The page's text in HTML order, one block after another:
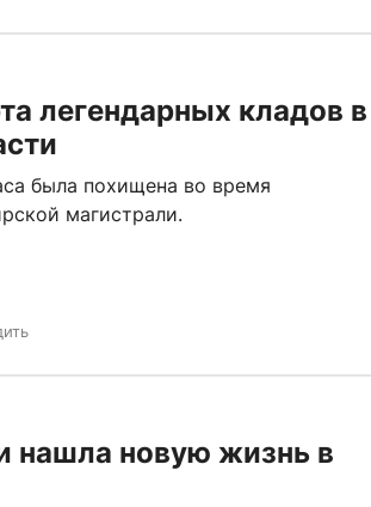
легендарных кладов в
была похищена во время
магистрали.
нашла новую жизнь в